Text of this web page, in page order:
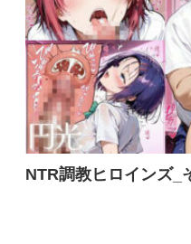
NTR調教ヒロインズ_